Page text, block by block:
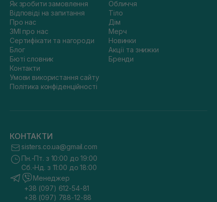
Як зробити замовлення
Відповіді на запитання
Про нас
ЗМІ про нас
Сертифікати та нагороди
Блог
Бюті словник
Контакти
Умови використання сайту
Політика конфіденційності
Обличчя
Тіло
Дім
Мерч
Новинки
Акції та знижки
Бренди
КОНТАКТИ
sisters.co.ua@gmail.com
Пн.-Пт. з 10:00 до 19:00
Сб.-Нд. з 11:00 до 18:00
Менеджер
+38 (097) 612-54-81
+38 (097) 788-12-88